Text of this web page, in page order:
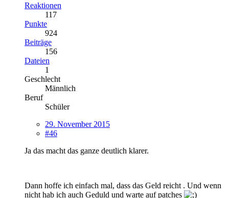
Reaktionen
117
Punkte
924
Beiträge
156
Dateien
1
Geschlecht
Männlich
Beruf
Schüler
29. November 2015
#46
Ja das macht das ganze deutlich klarer.
Dann hoffe ich einfach mal, dass das Geld reicht . Und wenn
nicht hab ich auch Geduld und warte auf patches